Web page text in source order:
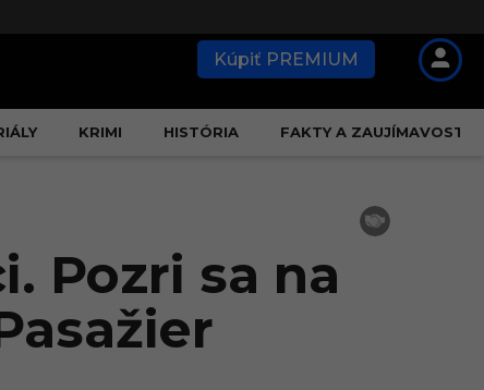
Kúpiť PREMIUM
KRIMI HISTÓRIA FAKTY A ZAUJÍMAVOSTI
Pozri sa na